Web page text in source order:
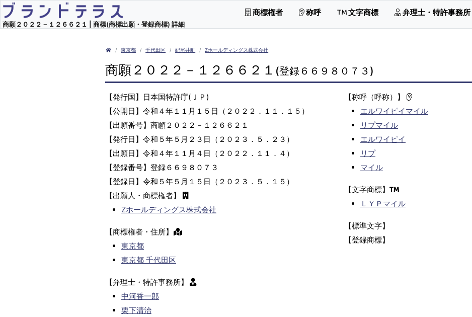
商願２０２２－１２６６２１ | 商標(商標出願・登録商標) 詳細
商標権者 称呼 文字商標 弁理士・特許事務所
東京都 千代田区 紀尾井町 Zホールディングス株式会社
商願２０２２－１２６６２１ (登録６６９８０７３)
【発行国】日本国特許庁(ＪＰ)
【公開日】令和４年１１月１５日（２０２２．１１．１５）
【出願番号】商願２０２２－１２６６２１
【発行日】令和５年５月２３日（２０２３．５．２３）
【出願日】令和４年１１月４日（２０２２．１１．４）
【登録番号】登録６６９８０７３
【登録日】令和５年５月１５日（２０２３．５．１５）
【出願人・商標権者】
Zホールディングス株式会社
【商標権者・住所】
東京都
東京都 千代田区
【弁理士・特許事務所】
中河香一郎
栗下清治
【称呼（呼称）】
エルワイピイマイル
リプマイル
エルワイピイ
リプ
マイル
【文字商標】
ＬＹＰマイル
【標準文字】
【登録商標】